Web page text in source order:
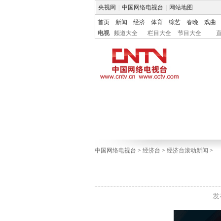
央视网 中国网络电视台 网站地图
首页 新闻 经济 体育 综艺 春晚
戏曲
电视
频道大全 栏目大全 节目大全
中国网络电视台 > 经济台 > 经济台滚动新闻 >